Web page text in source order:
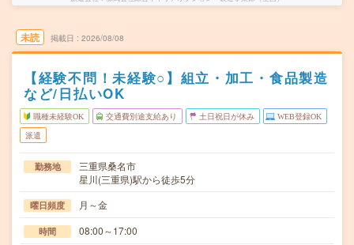
未読 掲載日 2026/08/08
【経験不問！未経験○】組立・加工・食品製造
など/日払いOK
職種未経験OK 交通費別途支給あり 土日祝日が休み WEB登録OK
派遣
勤務地
三重県桑名市
星川(三重県)駅から徒歩5分
曜日頻度 月～金
時間 08:00～17:00